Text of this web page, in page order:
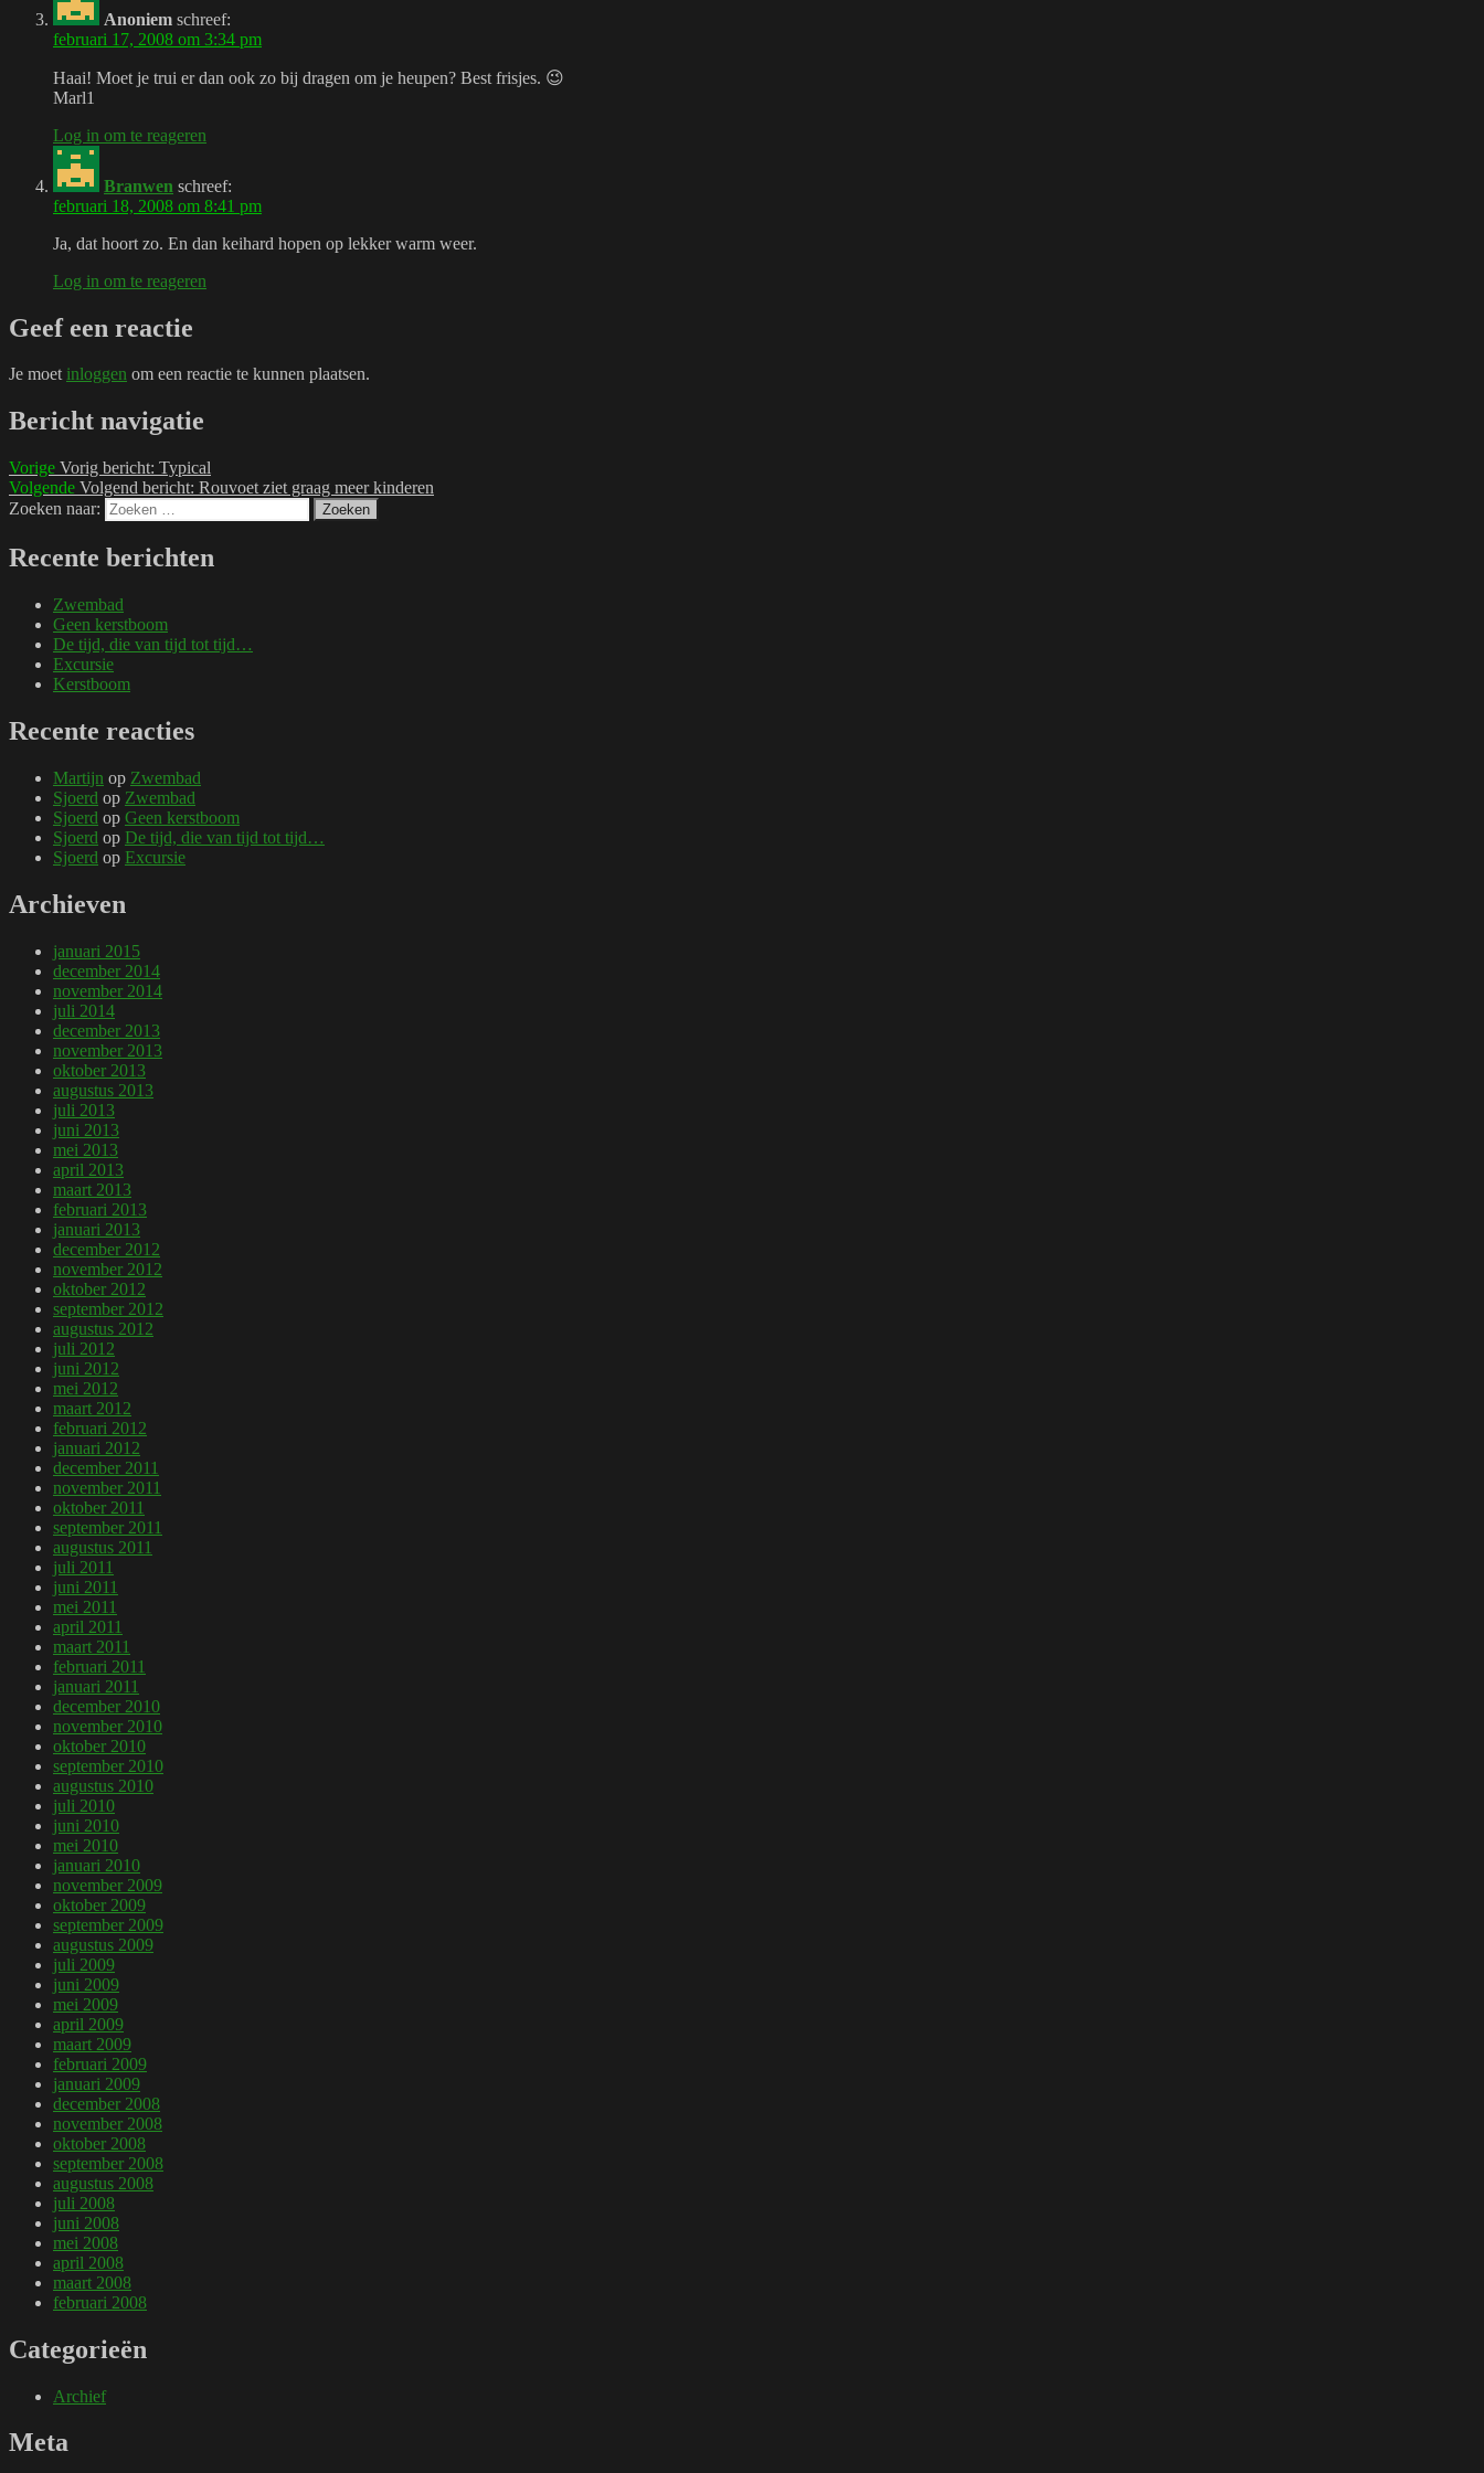
Anoniem schreef:
februari 17, 2008 om 3:34 pm
Haai! Moet je trui er dan ook zo bij dragen om je heupen? Best frisjes. 😉
Marl1
Log in om te reageren
Branwen schreef:
februari 18, 2008 om 8:41 pm
Ja, dat hoort zo. En dan keihard hopen op lekker warm weer.
Log in om te reageren
Geef een reactie
Je moetinloggen om een reactie te kunnen plaatsen.
Bericht navigatie
Vorige Vorig bericht: Typical
Volgende Volgend bericht: Rouvoet ziet graag meer kinderen
Zoeken naar:
Zoeken
Recente berichten
Zwembad
Geen kerstboom
De tijd, die van tijd tot tijd…
Excursie
Kerstboom
Recente reacties
Martijn op Zwembad
Sjoerd op Zwembad
Sjoerd op Geen kerstboom
Sjoerd op De tijd, die van tijd tot tijd…
Sjoerd op Excursie
Archieven
januari 2015
december 2014
november 2014
juli 2014
december 2013
november 2013
oktober 2013
augustus 2013
juli 2013
juni 2013
mei 2013
april 2013
maart 2013
februari 2013
januari 2013
december 2012
november 2012
oktober 2012
september 2012
augustus 2012
juli 2012
juni 2012
mei 2012
maart 2012
februari 2012
januari 2012
december 2011
november 2011
oktober 2011
september 2011
augustus 2011
juli 2011
juni 2011
mei 2011
april 2011
maart 2011
februari 2011
januari 2011
december 2010
november 2010
oktober 2010
september 2010
augustus 2010
juli 2010
juni 2010
mei 2010
januari 2010
november 2009
oktober 2009
september 2009
augustus 2009
juli 2009
juni 2009
mei 2009
april 2009
maart 2009
februari 2009
januari 2009
december 2008
november 2008
oktober 2008
september 2008
augustus 2008
juli 2008
juni 2008
mei 2008
april 2008
maart 2008
februari 2008
Categorieën
Archief
Meta